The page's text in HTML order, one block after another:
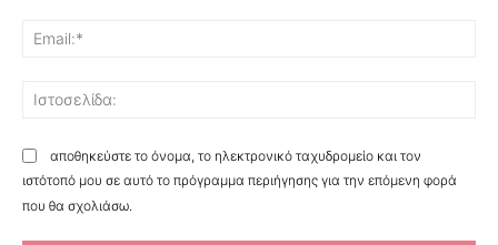
αποθηκεύστε το όνομα, το ηλεκτρονικό ταχυδρομείο και τον
ιστότοπό μου σε αυτό το πρόγραμμα περιήγησης για την επόμενη φορά
που θα σχολιάσω.